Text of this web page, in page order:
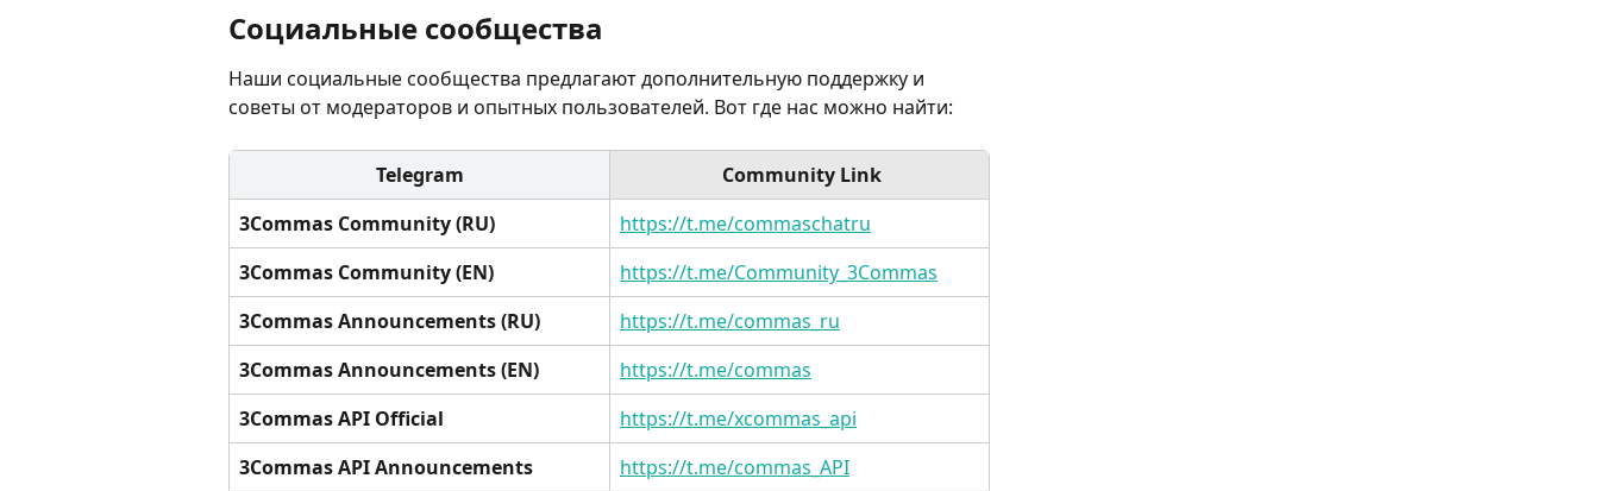
Социальные сообщества
Наши социальные сообщества предлагают дополнительную поддержку и
советы от модераторов и опытных пользователей. Вот где нас можно найти:
Telegram
Community Link
3Commas Community (RU)
https://t.me/commaschatru
3Commas Community (EN)
https://t.me/Community_3Commas
3Commas Announcements (RU)
https://t.me/commas_ru
3Commas Announcements (EN)
https://t.me/commas
3Commas API Official
https://t.me/xcommas_api
3Commas API Announcements
https://t.me/commas_API